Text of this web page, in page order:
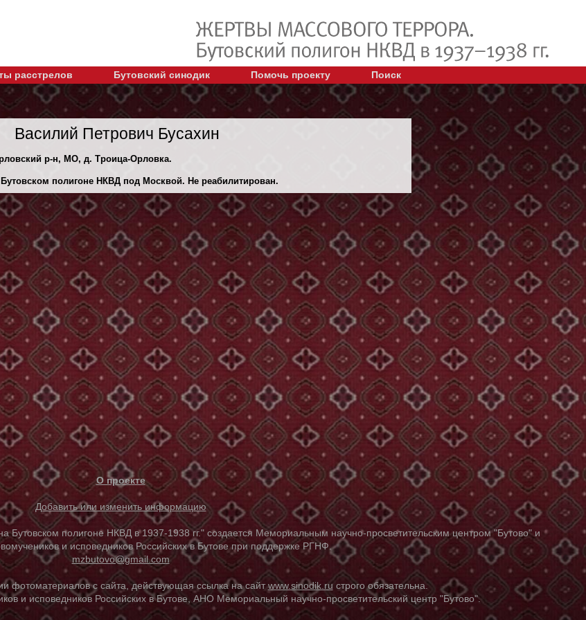
расстрелов Бутовский синодик Помочь проекту Поиск
Василий Петрович Бусахин
р-н, МО, д. Троица-Орловка.
Бутовском полигоне НКВД под Москвой. Не реабилитирован.
О проекте
Добавить или изменить информацию
полигоне НКВД в 1937-1938 гг." создается Мемориальным научно-просветительским центром "Бутово" и
и исповедников Российских в Бутове при поддержке РГНФ.
mzbutovo@gmail.com
фотоматериалов с сайта, действующая ссылка на сайтwww.sinodik.ru строго обязательна.
и исповедников Российских в Бутове, АНО Мемориальный научно-просветительский центр "Бутово".